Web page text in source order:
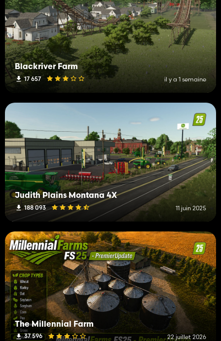
Blackriver Farm
17 657 il y a 1 semaine
Judith Plains Montana 4X
188 093 11 juin 2025
The Millennial Farm
37 596 22 juillet 2026